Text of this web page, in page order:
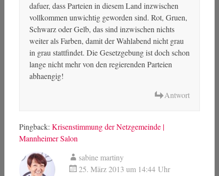
dafuer, dass Parteien in diesem Land inzwischen
vollkommen unwichtig geworden sind. Rot, Gruen,
Schwarz oder Gelb, das sind inzwischen nichts
weiter als Farben, damit der Wahlabend nicht grau
in grau stattfindet. Die Gesetzgebung ist doch schon
lange nicht mehr von den regierenden Parteien
abhaengig!
Antwort
Pingback: Krisenstimmung der Netzgemeinde |
Mannheimer Salon
sabine martiny
25. März 2013 um 14:44 Uhr